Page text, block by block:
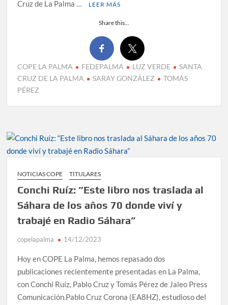
Cruz de La Palma …
LEER MÁS
Share this...
COPE LA PALMA FEDEPALMA LUZ VERDE
SANTA
CRUZ DE LA PALMA
SARAY GONZÁLEZ
TOMÁS
PÉREZ
NOTICIAS COPE TITULARES
Conchi Ruíz: “Este libro nos traslada al
Sáhara de los años 70 donde viví y
trabajé en Radio Sáhara”
copelapalma 14/12/2023
Hoy en COPE La Palma, hemos repasado dos
publicaciones recientemente presentadas en La Palma,
con Conchi Ruíz, Pablo Cruz y Tomás Pérez de Jaleo Press
Comunicación.Pablo Cruz Corona (EA8HZ), estudioso del